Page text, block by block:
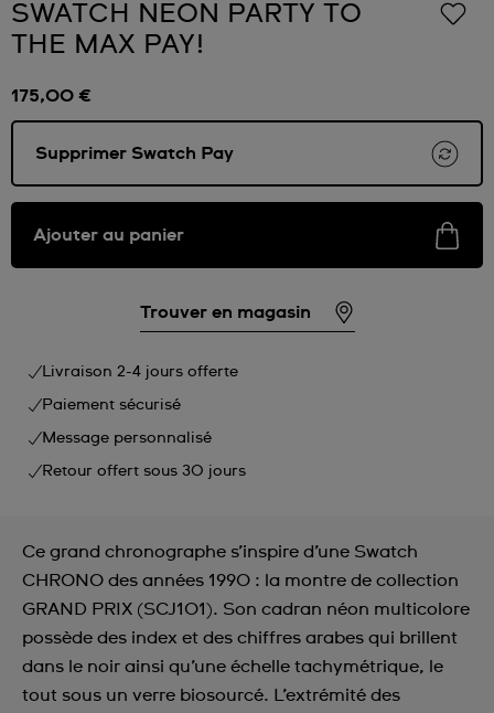
SWATCH NEON PARTY TO
THE MAX PAY!
175,00 €
Supprimer Swatch Pay
Ajouter au panier
Trouver en magasin
Livraison 2-4 jours offerte
Paiement sécurisé
Message personnalisé
Retour offert sous 30 jours
Ce grand chronographe s’inspire d’une Swatch
CHRONO des années 1990 : la montre de collection
GRAND PRIX (SCJ101). Son cadran néon multicolore
possède des index et des chiffres arabes qui brillent
dans le noir ainsi qu’une échelle tachymétrique, le
tout sous un verre biosourcé. L’extrémité des